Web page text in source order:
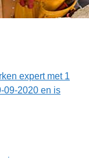
expert met 1
09-2020 en is